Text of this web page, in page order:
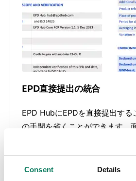
Consent Details
EPD直接提出の統合
EPD HubにEPDを直接提出する
の手間を省くことができます。
ドや電子メールのやり取りから